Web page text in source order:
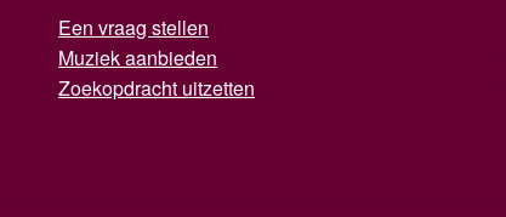
Een vraag stellen
Muziek aanbieden
Zoekopdracht uitzetten